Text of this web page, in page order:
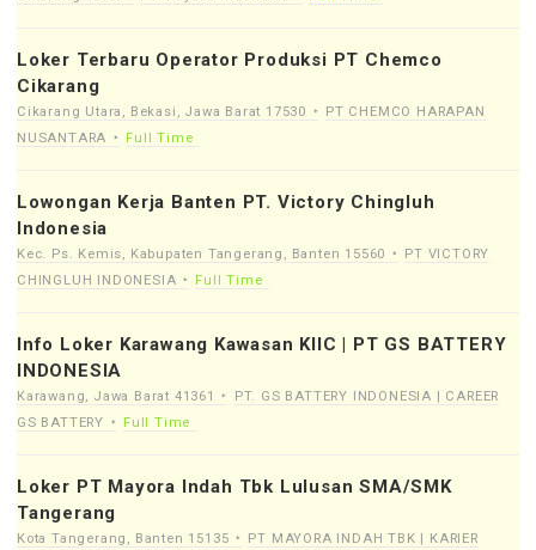
Loker Terbaru Operator Produksi PT Chemco
Cikarang
Cikarang Utara, Bekasi, Jawa Barat 17530
PT CHEMCO HARAPAN
NUSANTARA
Full Time
Lowongan Kerja Banten PT. Victory Chingluh
Indonesia
Kec. Ps. Kemis, Kabupaten Tangerang, Banten 15560
PT VICTORY
CHINGLUH INDONESIA
Full Time
Info Loker Karawang Kawasan KIIC | PT GS BATTERY
INDONESIA
Karawang, Jawa Barat 41361
PT. GS BATTERY INDONESIA | CAREER
GS BATTERY
Full Time
Loker PT Mayora Indah Tbk Lulusan SMA/SMK
Tangerang
Kota Tangerang, Banten 15135
PT MAYORA INDAH TBK | KARIER